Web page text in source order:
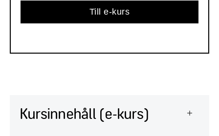
Till e-kurs
Kursinnehåll (e-kurs)